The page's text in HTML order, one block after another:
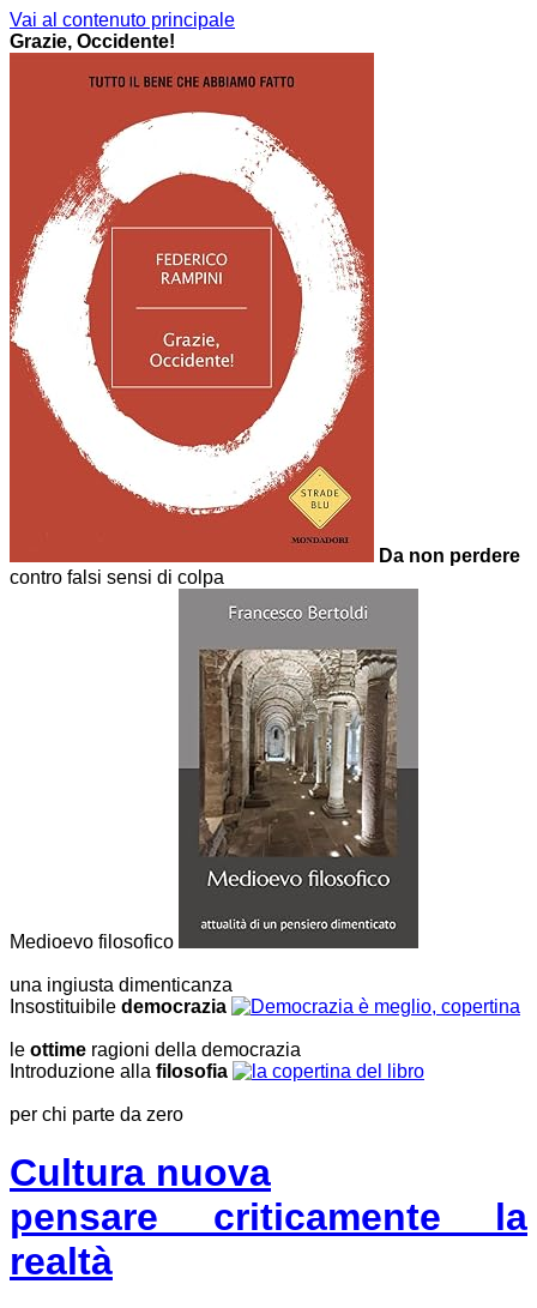
Vai al contenuto principale
Grazie, Occidente!
Da non perdere
contro falsi sensi di colpa
Medioevo filosofico
una ingiusta dimenticanza
Insostituibile democrazia
le ottime ragioni della democrazia
Introduzione alla filosofia
per chi parte da zero
Cultura nuova
pensare criticamente la
realtà